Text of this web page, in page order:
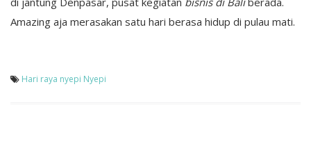
Amazing aja merasakan satu hari berasa hidup di pulau mati.
Hari raya nyepi Nyepi